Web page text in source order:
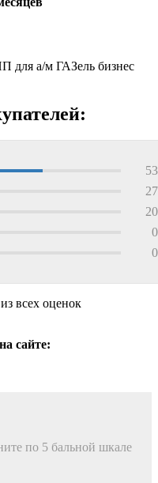
для а/м ГАЗель бизнес
всех оценок
сайте:
по 5 бальной шкале